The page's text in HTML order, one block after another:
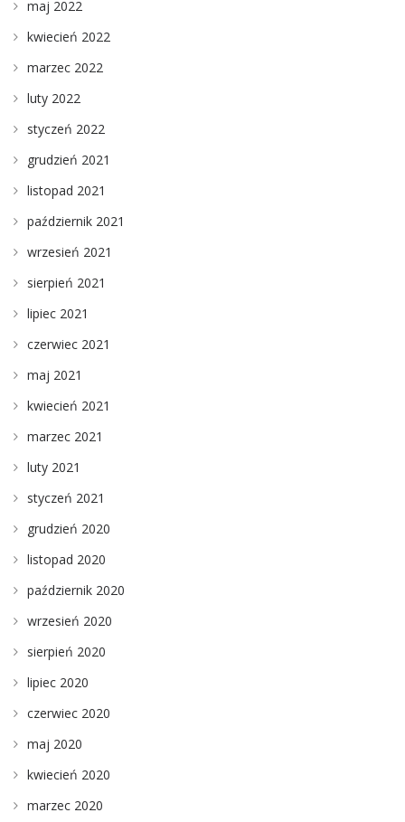
maj 2022
kwiecień 2022
marzec 2022
luty 2022
styczeń 2022
grudzień 2021
listopad 2021
październik 2021
wrzesień 2021
sierpień 2021
lipiec 2021
czerwiec 2021
maj 2021
kwiecień 2021
marzec 2021
luty 2021
styczeń 2021
grudzień 2020
listopad 2020
październik 2020
wrzesień 2020
sierpień 2020
lipiec 2020
czerwiec 2020
maj 2020
kwiecień 2020
marzec 2020